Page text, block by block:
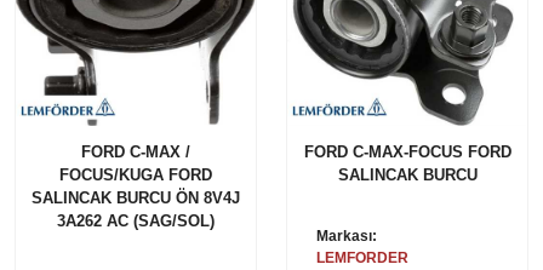
FORD C-MAX /
FOCUS/KUGA FORD
SALINCAK BURCU ÖN 8V4J
3A262 AC (SAG/SOL)
FORD C-MAX-FOCUS FORD
SALINCAK BURCU
Markası:
LEMFORDER